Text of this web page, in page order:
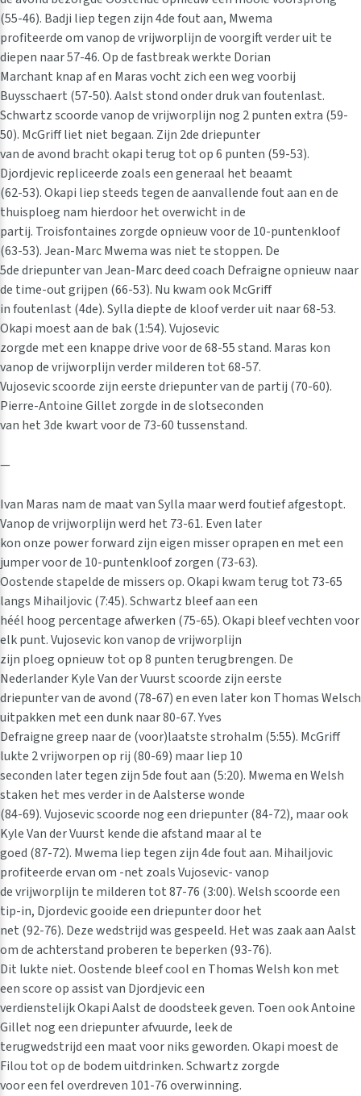
(55-46). Badji liep tegen zijn 4de fout aan, Mwema
profiteerde om vanop de vrijworplijn de voorgift verder uit te
diepen naar 57-46. Op de fastbreak werkte Dorian
Marchant knap af en Maras vocht zich een weg voorbij
Buysschaert (57-50). Aalst stond onder druk van foutenlast.
Schwartz scoorde vanop de vrijworplijn nog 2 punten extra (59-
50). McGriff liet niet begaan. Zijn 2de driepunter
van de avond bracht okapi terug tot op 6 punten (59-53).
Djordjevic repliceerde zoals een generaal het beaamt
(62-53). Okapi liep steeds tegen de aanvallende fout aan en de
thuisploeg nam hierdoor het overwicht in de
partij. Troisfontaines zorgde opnieuw voor de 10-puntenkloof
(63-53). Jean-Marc Mwema was niet te stoppen. De
5de driepunter van Jean-Marc deed coach Defraigne opnieuw naar
de time-out grijpen (66-53). Nu kwam ook McGriff
in foutenlast (4de). Sylla diepte de kloof verder uit naar 68-53.
Okapi moest aan de bak (1:54). Vujosevic
zorgde met een knappe drive voor de 68-55 stand. Maras kon
vanop de vrijworplijn verder milderen tot 68-57.
Vujosevic scoorde zijn eerste driepunter van de partij (70-60).
Pierre-Antoine Gillet zorgde in de slotseconden
van het 3de kwart voor de 73-60 tussenstand.
—
Ivan Maras nam de maat van Sylla maar werd foutief afgestopt.
Vanop de vrijworplijn werd het 73-61. Even later
kon onze power forward zijn eigen misser oprapen en met een
jumper voor de 10-puntenkloof zorgen (73-63).
Oostende stapelde de missers op. Okapi kwam terug tot 73-65
langs Mihailjovic (7:45). Schwartz bleef aan een
héél hoog percentage afwerken (75-65). Okapi bleef vechten voor
elk punt. Vujosevic kon vanop de vrijworplijn
zijn ploeg opnieuw tot op 8 punten terugbrengen. De
Nederlander Kyle Van der Vuurst scoorde zijn eerste
driepunter van de avond (78-67) en even later kon Thomas Welsch
uitpakken met een dunk naar 80-67. Yves
Defraigne greep naar de (voor)laatste strohalm (5:55). McGriff
lukte 2 vrijworpen op rij (80-69) maar liep 10
seconden later tegen zijn 5de fout aan (5:20). Mwema en Welsh
staken het mes verder in de Aalsterse wonde
(84-69). Vujosevic scoorde nog een driepunter (84-72), maar ook
Kyle Van der Vuurst kende die afstand maar al te
goed (87-72). Mwema liep tegen zijn 4de fout aan. Mihailjovic
profiteerde ervan om -net zoals Vujosevic- vanop
de vrijworplijn te milderen tot 87-76 (3:00). Welsh scoorde een
tip-in, Djordevic gooide een driepunter door het
net (92-76). Deze wedstrijd was gespeeld. Het was zaak aan Aalst
om de achterstand proberen te beperken (93-76).
Dit lukte niet. Oostende bleef cool en Thomas Welsh kon met
een score op assist van Djordjevic een
verdienstelijk Okapi Aalst de doodsteek geven. Toen ook Antoine
Gillet nog een driepunter afvuurde, leek de
terugwedstrijd een maat voor niks geworden. Okapi moest de
Filou tot op de bodem uitdrinken. Schwartz zorgde
voor een fel overdreven 101-76 overwinning.